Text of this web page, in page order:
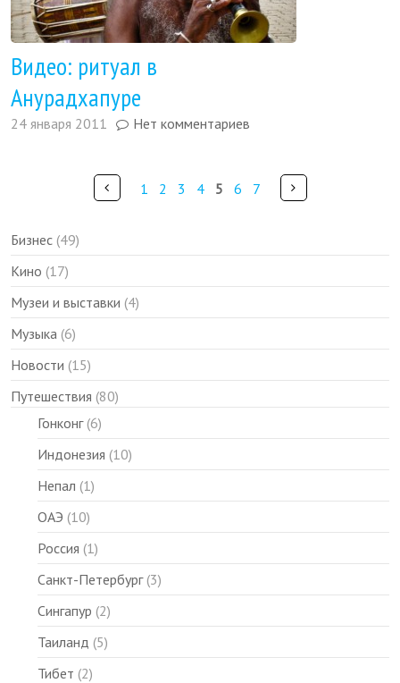
Видео: ритуал в
Анурадхапуре
24 января 2011 Нет комментариев
Pages Ранее
1 2 3 4 5 6 7
Бизнес (49)
Кино (17)
Музеи и выставки (4)
Музыка (6)
Новости (15)
Путешествия (80)
Гонконг(6)
Индонезия (10)
Непал (1)
ОАЭ (10)
Россия (1)
Санкт-Петербург(3)
Сингапур (2)
Таиланд (5)
Тибет (2)